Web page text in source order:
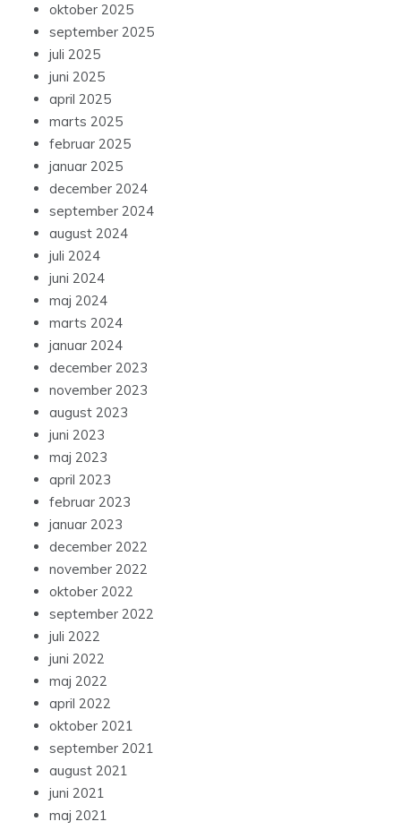
oktober 2025
september 2025
juli 2025
juni 2025
april 2025
marts 2025
februar 2025
januar 2025
december 2024
september 2024
august 2024
juli 2024
juni 2024
maj 2024
marts 2024
januar 2024
december 2023
november 2023
august 2023
juni 2023
maj 2023
april 2023
februar 2023
januar 2023
december 2022
november 2022
oktober 2022
september 2022
juli 2022
juni 2022
maj 2022
april 2022
oktober 2021
september 2021
august 2021
juni 2021
maj 2021